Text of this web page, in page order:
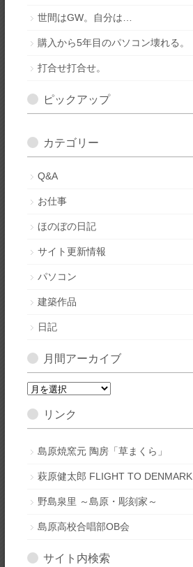
世間はGW。自分は…
購入から5年目のパソコン壊れる。
打合せ打合せ。
ピックアップ
カテゴリー
Q&A
お仕事
ほのぼの日記
サイト更新情報
パソコン
建築作品
日記
月間アーカイブ
月
ア
カ
ブ
リンク
島原焼窯元 陶房「草まくら」
萩原健太郎 FLIGHT TO DENMARK
野島泉里 ～島原・彫刻家～
島原高校合唱部OB会
サイト内検索